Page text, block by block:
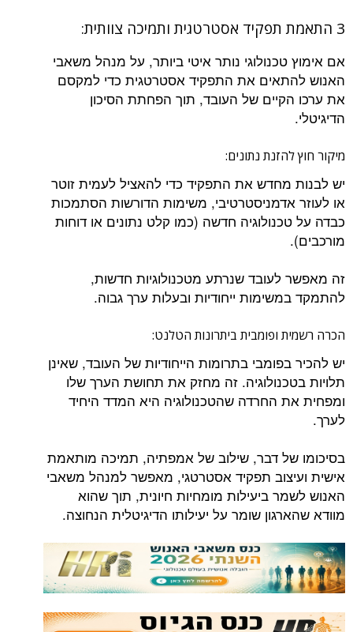
3 התאמת תפקיד אסטרטגית ותמיכה צוותית:
אם אימוץ טכנולוגי נותר איטי ביותר, על מנהל משאבי
האנוש להתאים את התפקיד אסטרטגית כדי למקסם
את ערכו הקיים של העובד, תוך הפחתת הסיכון
הדיגיטלי.
מיקור חוץ להזנת נתונים:
יש לבנות מחדש את התפקיד כדי להאציל לעמית זוטר
או לעוזר אדמניסטרטיבי, משימות הדורשות הסתמכות
כבדה על טכנולוגיה חדשה (כמו קלט נתונים או דוחות
מורכבים).
זה מאפשר לעובד שנרתע מטכנולוגיות חדשות,
להתמקד במשימות ייחודיות ובעלות ערך גבוה.
הכרה רשמית ופומבית ביתרונות הטלנט:
יש להכיר בפומבי בתרומות הייחודיות של העובד, שאינן
תלויות בטכנולוגיה. זה מחזק את תחושת הערך שלו
ומפחית את החרדה שהטכנולוגיה היא המדד היחיד
לערך.
בסיכומו של דבר, שילוב של אמפתיה, תמיכה מותאמת
אישית ועיצוב תפקיד אסטרטגי, מאפשר למנהל משאבי
האנוש לשמר ביעילות מומחיות חיונית, תוך שהוא
מוודא שהארגון שומר על יעילותו הדיגיטלית הנחוצה.